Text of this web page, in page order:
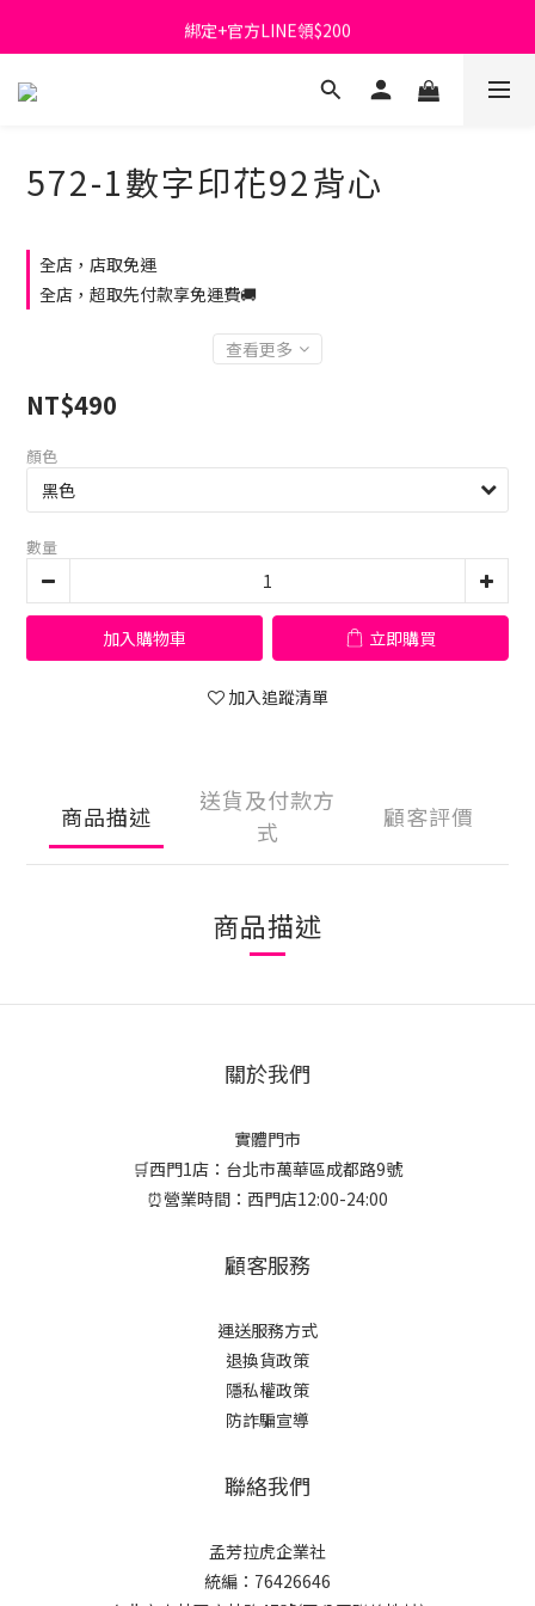
首購免運費🚚
綁定+官方LINE領$200
出清特價_買一送一
572-1數字印花92背心
全店，店取免運
全店，超取先付款享免運費🚚
查看更多
NT$490
顏色
數量
加入購物車 立即購買
加入追蹤清單
商品描述
送貨及付款方
式
顧客評價
商品描述
關於我們
實體門市
🛒西門1店：台北市萬華區成都路9號
⏰營業時間：西門店12:00-24:00
顧客服務
運送服務方式
退換貨政策
隱私權政策
防詐騙宣導
聯絡我們
孟芳拉虎企業社
統編：76426646